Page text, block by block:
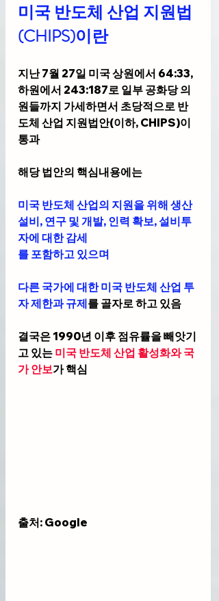
미국 반도체 산업 지원법
(CHIPS)이란
지난 7월 27일 미국 상원에서 64:33,
하원에서 243:187로 일부 공화당 의
원들까지 가세하면서 초당적으로 반
도체 산업 지원법안(이하, CHIPS)이
통과
해당 법안의 핵심내용에는
미국 반도체 산업의 지원을 위해 생산
설비, 연구 및 개발, 인력 확보, 설비투
자에 대한 감세
를 포함하고 있으며
다른 국가에 대한 미국 반도체 산업 투
자 제한과 규제를 골자로 하고 있음
결국은 1990년 이후 점유률을 빼앗기
고 있는 미국 반도체 산업 활성화와 국
가 안보가 핵심
출처: Google